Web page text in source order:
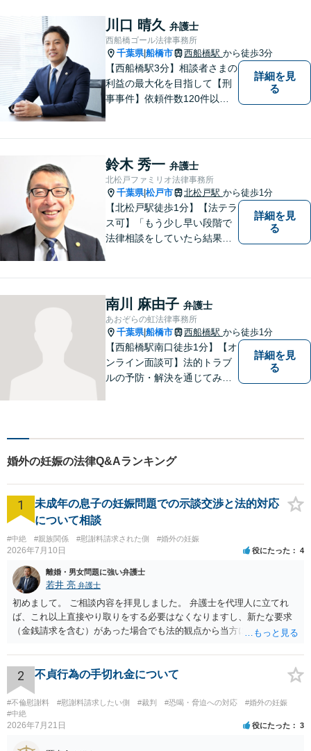
を聞き、具体的な解決案をご
提案させていただきます。
川口 晴久 弁護士
西船橋ゴール法律事務所
千葉県|船橋市 西船橋駅 から徒歩3分
【西船橋駅3分】相談者さまの
利益の最大化を目指して【刑
事事件】依頼件数120件以
豊富な対応実績。セカンドオ
ピニオンも可能です【初回相
談無料】【夜間／土日祝日対
応可】
詳細を見
る
鈴木 秀一 弁護士
北松戸ファミリオ法律事務所
千葉県|松戸市 北松戸駅 から徒歩1分
【北松戸駅徒歩1分】【法テラ
ス可】「もう少し早い段階で
法律相談をしていたら結果が
に、皆さんの明るい未来をサ
ポートします。【電話相談
可】
詳細を見
る
南川 麻由子 弁護士
あおぞらの虹法律事務所
千葉県|船橋市 西船橋駅 から徒歩1分
【西船橋駅南口徒歩1分】【オ
ンライン面談可】法的トラブ
ルの予防・解決を通じてみな
お気軽にお問い合わせくださ
詳細を見
る
婚外の妊娠の法律Q&Aランキング
1
未成年の息子の妊娠問題での示談交渉と法的対応
について相談
#中絶 #親族関係 #慰謝料請求された側 #婚外の妊娠
2026年7月10日 役にたった 4
離婚・男女問題に強い弁護士
若井 亮 弁護士
初めまして。 ご相談内容を拝見しました。 弁護士を代理人に立てれ
ば、これ以上直接やり取りをする必要はなくなりますし、新たな要求
（金銭請求を含む）があった場合でも法的観点から当方に支払うべき
いのであれば、基本的にはご自身で対応していくことになります。 こ
れ以上の要求を回避するためには、合意内容を書面しておくことで
す。 特に重要な点としては、合意事項以外には貸し借りが無いことを
確認する条項（清算条項）をきちんと盛り込んでおくことです。 お金
を払うにしても、紛争が蒸し返されないよう、合意書を作成して取り
交わすようにしてください。
2 不貞行為の手切れ金について
#不倫慰謝料 #慰謝料請求したい側 #裁判 #恐喝・脅迫への対応
#婚外の妊娠
#中絶
2026年7月21日 役にたった 3